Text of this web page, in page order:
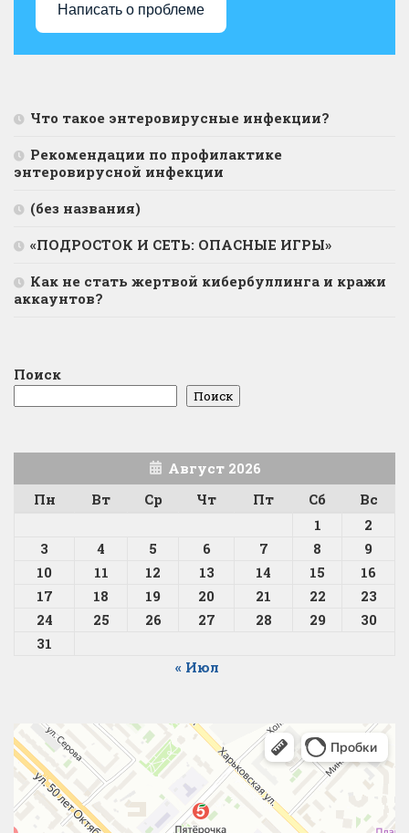
Написать о проблеме
Что такое энтеровирусные инфекции?
Рекомендации по профилактике
энтеровирусной инфекции
(без названия)
«ПОДРОСТОК И СЕТЬ: ОПАСНЫЕ ИГРЫ»
Как не стать жертвой кибербуллинга и кражи
аккаунтов?
Поиск
Поиск
Август 2026
Пн
Вт Ср Чт Пт Сб
Вс
1
2
3
4 5 6 7 8
9
10
11 12 13 14 15
16
17
18 19 20 21 22
23
24
25 26 27 28 29
30
31
« Июл